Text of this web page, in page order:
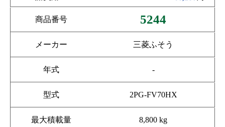
商品番号 5244
メーカー 三菱ふそう
年式 -
型式 2PG-FV70HX
最大積載量 8,800 kg